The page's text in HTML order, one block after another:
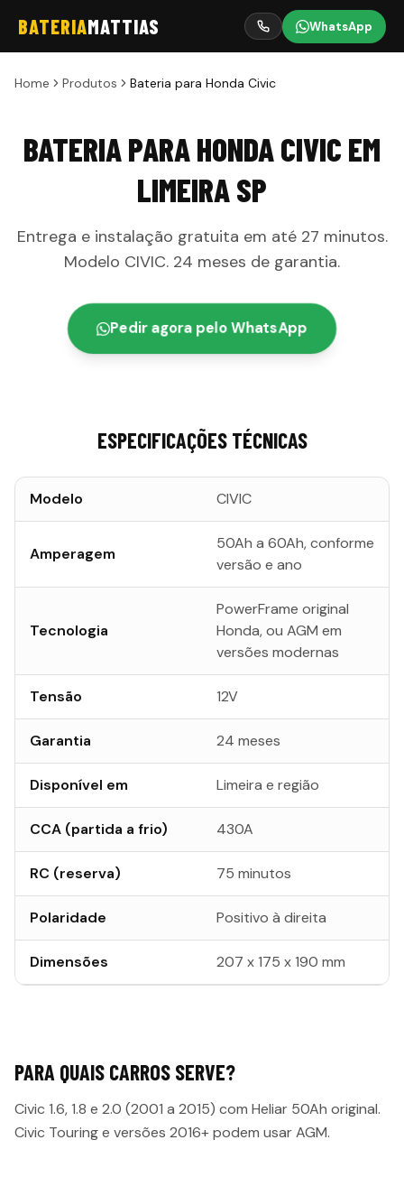
BATERIAMATTIAS WhatsApp
Home Produtos Bateria para Honda Civic
BATERIA PARA HONDA CIVIC EM
LIMEIRASP
Entrega e instalação gratuita em até 27 minutos.
Modelo CIVIC. 24 meses de garantia.
Pedir agora pelo WhatsApp
ESPECIFICAÇÕES TÉCNICAS
Modelo CIVIC
Amperagem
50Ah a 60Ah, conforme
versão e ano
Tecnologia
PowerFrame original
Honda, ou AGM em
versões modernas
Tensão 12V
Garantia 24 meses
Disponível em Limeira e região
CCA (partida a frio) 430A
RC (reserva) 75 minutos
Polaridade Positivo à direita
Dimensões 207 x 175 x 190 mm
PARA QUAIS CARROS SERVE?
Civic 1.6, 1.8 e 2.0 (2001 a 2015) com Heliar 50Ah original.
Civic Touring e versões 2016+ podem usar AGM.